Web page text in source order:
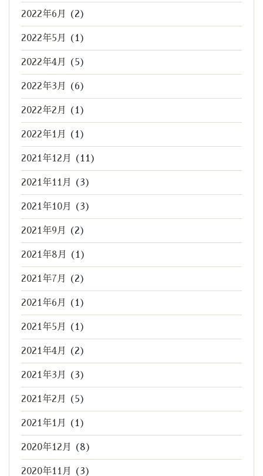
2022年6月 (2)
2022年5月 (1)
2022年4月 (5)
2022年3月 (6)
2022年2月 (1)
2022年1月 (1)
2021年12月 (11)
2021年11月 (3)
2021年10月 (3)
2021年9月 (2)
2021年8月 (1)
2021年7月 (2)
2021年6月 (1)
2021年5月 (1)
2021年4月 (2)
2021年3月 (3)
2021年2月 (5)
2021年1月 (1)
2020年12月 (8)
2020年11月 (3)